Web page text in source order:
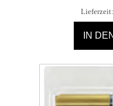
Lieferzeit:
IN